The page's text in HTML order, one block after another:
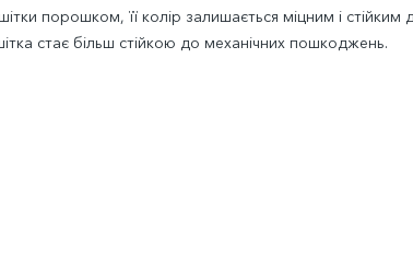
порошком, її колір залишається міцним і стійким
стає більш стійкою до механічних пошкоджень.